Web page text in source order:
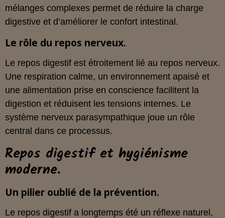
mélanges complexes permet de réduire la charge
digestive et d’améliorer le confort intestinal.
Le rôle du repos nerveux.
Le repos digestif est étroitement lié au repos nerveux.
Une respiration calme, un environnement apaisé et
une alimentation prise en conscience facilitent la
digestion et réduisent les tensions internes. Le
système nerveux parasympathique joue un rôle
central dans ce processus.
Repos digestif et hygiénisme
moderne.
Un pilier oublié de la prévention.
Le repos digestif a longtemps été un réflexe naturel,